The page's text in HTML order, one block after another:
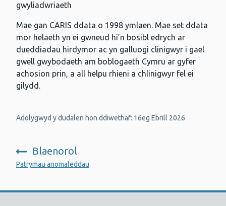
gwyliadwriaeth
Mae gan CARIS ddata o 1998 ymlaen. Mae set ddata
mor helaeth yn ei gwneud hi’n bosibl edrych ar
dueddiadau hirdymor ac yn galluogi clinigwyr i gael
gwell gwybodaeth am boblogaeth Cymru ar gyfer
achosion prin, a all helpu rhieni a chlinigwyr fel ei
gilydd.
Adolygwyd y dudalen hon ddiwethaf: 16eg Ebrill 2026
Blaenorol
:
Patrymau anomaleddau